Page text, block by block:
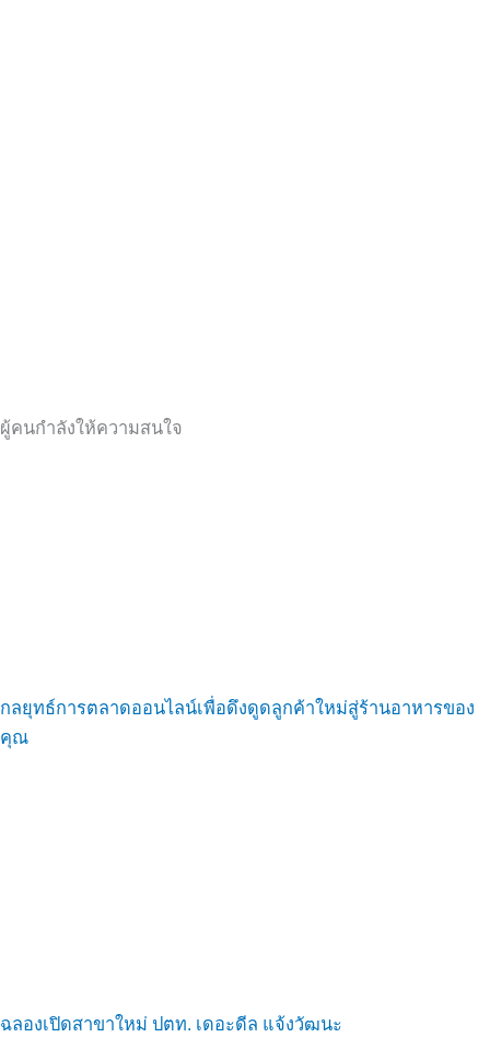
ผู้คนกำลังให้ความสนใจ
กลยุทธ์การตลาดออนไลน์เพื่อดึงดูดลูกค้าใหม่สู่ร้านอาหารของ
คุณ
ฉลองเปิดสาขาใหม่ ปตท. เดอะดีล แจ้งวัฒนะ